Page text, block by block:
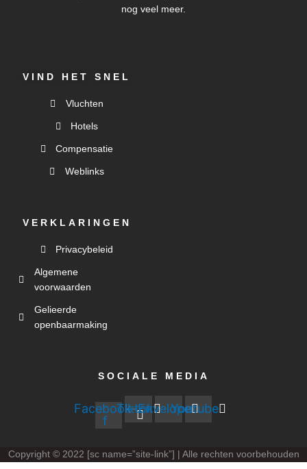
nog veel meer.
VIND HET SNEL
Vluchten
Hotels
Compensatie
Weblinks
VERKLARINGEN
Privacybeleid
Algemene
voorwaarden
Gelieerde
openbaarmaking
SOCIALE MEDIA
Facebook-
f
TiktokEnvelopeYoutube
Copyright © 2022 [sc name=”site-link”] | Alle rechten voorbehouden